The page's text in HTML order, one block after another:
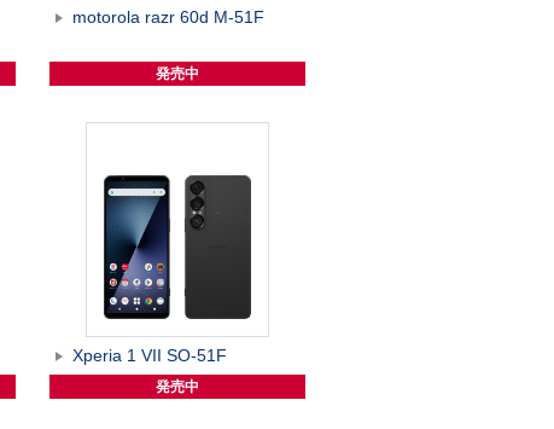
motorola razr 60d M-51F
発売中
Xperia 1 VII SO-51F
発売中